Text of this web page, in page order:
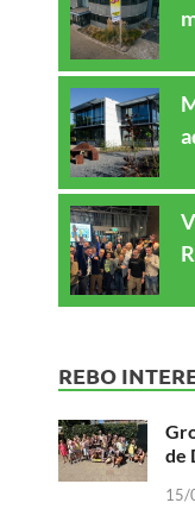
REBO
de
15/